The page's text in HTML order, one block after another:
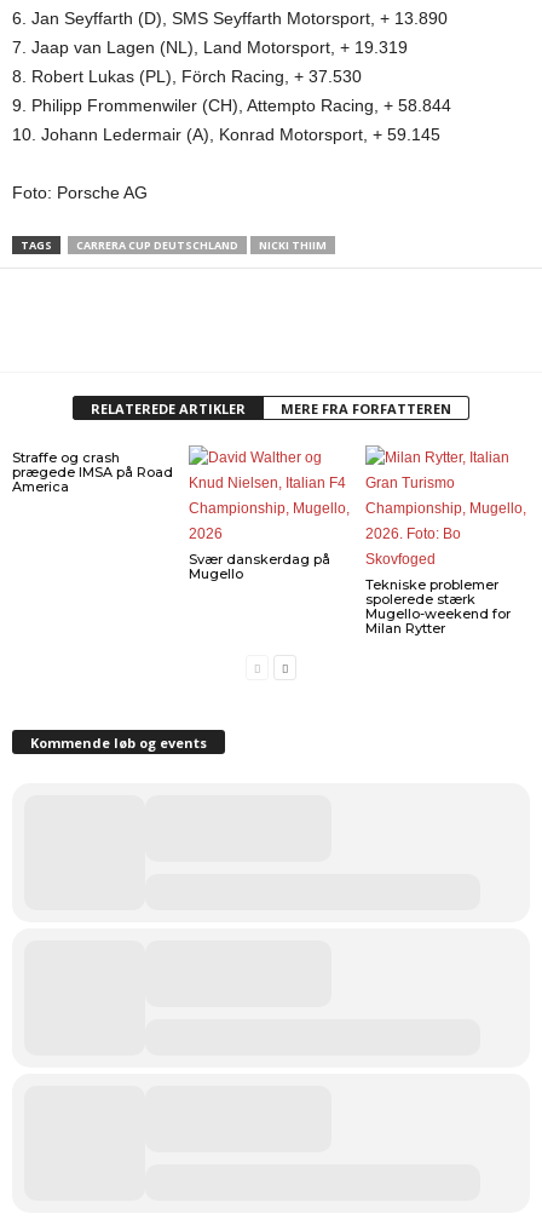
6. Jan Seyffarth (D), SMS Seyffarth Motorsport, + 13.890
7. Jaap van Lagen (NL), Land Motorsport, + 19.319
8. Robert Lukas (PL), Förch Racing, + 37.530
9. Philipp Frommenwiler (CH), Attempto Racing, + 58.844
10. Johann Ledermair (A), Konrad Motorsport, + 59.145
Foto: Porsche AG
TAGS CARRERA CUP DEUTSCHLAND NICKI THIIM
RELATEREDE ARTIKLER MERE FRA FORFATTEREN
Straffe og crash
prægede IMSA på Road
America
Svær danskerdag på
Mugello
Tekniske problemer
spolerede stærk
Mugello-weekend for
Milan Rytter
Kommende løb og events